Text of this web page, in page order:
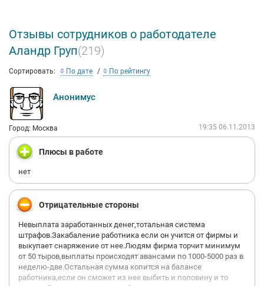
Отзывы сотрудников о работодателе
Аландр Груп(219)
Сортировать: По дате По рейтингу
Анонимус
Город: Москва 19:35 06.11.2013
Плюсы в работе
нет
Отрицательные стороны
Невыплата заработанных денег,тотальная система
штрафов.Закабаление работника если он учится от фирмы и
выкупает снаряжение от нее.Людям фирма торчит минимум
от 50 тыров,выплаты происходят авансами по 1000-5000 раз в
неделю-две.Остальная сумма копится на балансе
работника,если он сможет из нее выбить и половину и то